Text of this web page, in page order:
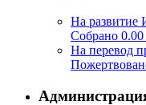
На развитие
Собрано
На перевод